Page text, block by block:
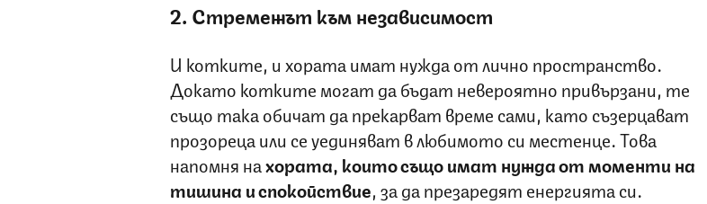
2. Стремежът към независимост
И котките, и хората имат нужда от лично пространство.
Докато котките могат да бъдат невероятно привързани, те
също така обичат да прекарват време сами, като съзерцават
прозореца или се уединяват в любимото си местенце. Това
напомня нахората, които също имат нужда от моменти на
тишина и спокойствие, за да презаредят енергията си.